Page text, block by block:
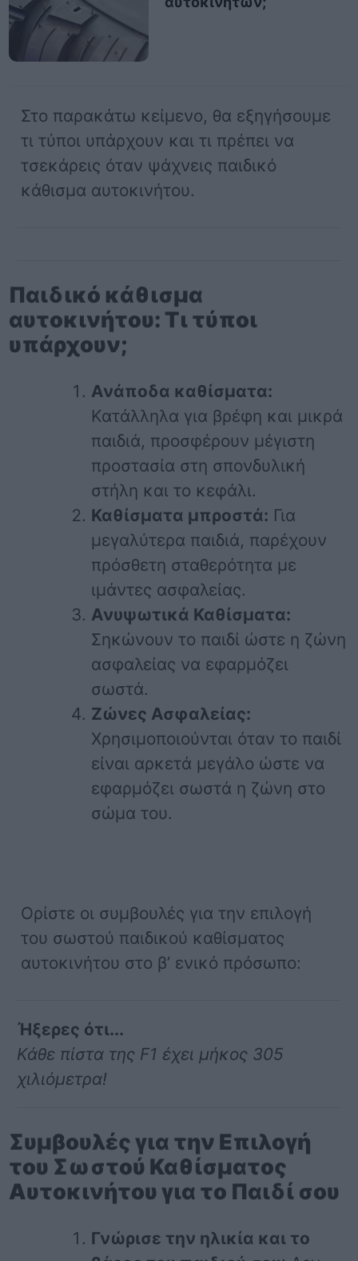
Στο παρακάτω κείμενο, θα εξηγήσουμε
τι τύποι υπάρχουν και τι πρέπει να
τσεκάρεις όταν ψάχνεις παιδικό
κάθισμα αυτοκινήτου.
Παιδικό κάθισμα
αυτοκινήτου: Τι τύποι
υπάρχουν;
Ανάποδα καθίσματα:
Κατάλληλα για βρέφη και μικρά
παιδιά, προσφέρουν μέγιστη
προστασία στη σπονδυλική
στήλη και το κεφάλι.
Καθίσματα μπροστά: Για
μεγαλύτερα παιδιά, παρέχουν
πρόσθετη σταθερότητα με
ιμάντες ασφαλείας.
Ανυψωτικά Καθίσματα:
Σηκώνουν το παιδί ώστε η ζώνη
ασφαλείας να εφαρμόζει
σωστά.
Ζώνες Ασφαλείας:
Χρησιμοποιούνται όταν το παιδί
είναι αρκετά μεγάλο ώστε να
εφαρμόζει σωστά η ζώνη στο
σώμα του.
Ορίστε οι συμβουλές για την επιλογή
του σωστού παιδικού καθίσματος
αυτοκινήτου στο β’ ενικό πρόσωπο:
Ήξερες ότι...
Κάθε πίστα της F1 έχει μήκος 305
χιλιόμετρα!
Συμβουλές για την Επιλογή
του Σωστού Καθίσματος
Αυτοκινήτου για το Παιδί σου
Γνώρισε την ηλικία και το